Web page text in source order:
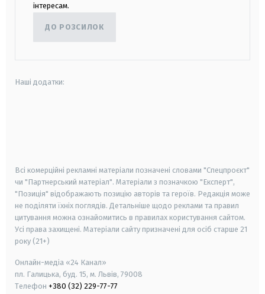
інтересам.
ДО РОЗСИЛОК
Наші додатки:
Всі комерційні рекламні матеріали позначені словами "Спецпроєкт"
чи "Партнерський матеріал". Матеріали з позначкою "Експерт",
"Позиція" відображають позицію авторів та героїв. Редакція може
не поділяти їхніх поглядів. Детальніше щодо реклами та правил
цитування можна ознайомитись в правилах користування сайтом.
Усі права захищені. Матеріали сайту призначені для осіб старше 21
року (21+)
Онлайн-медіа «24 Канал»
пл. Галицька, буд. 15, м. Львів, 79008
Телефон +380 (32) 229-77-77